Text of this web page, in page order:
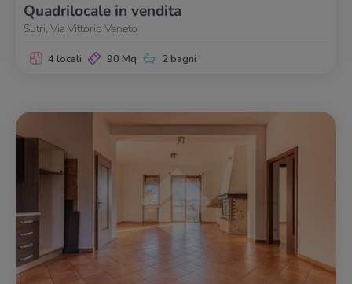
Quadrilocale in vendita
Sutri, Via Vittorio Veneto
4 locali 90 Mq 2 bagni